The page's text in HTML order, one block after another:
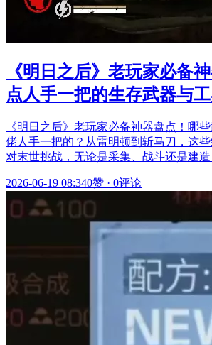
《明日之后》老玩家必备
点人手一把的生存武器与
《明日之后》老玩家必备神器盘点！哪
佬人手一把的？从雷明顿到斩马刀，这
对末世挑战，无论是采集、战斗还是建
2026-06-19 08:340赞 · 0评论